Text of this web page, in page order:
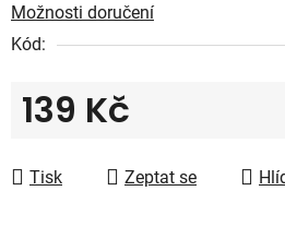
Možnosti doručení
Kód:
139 Kč
Tisk
Zeptat se